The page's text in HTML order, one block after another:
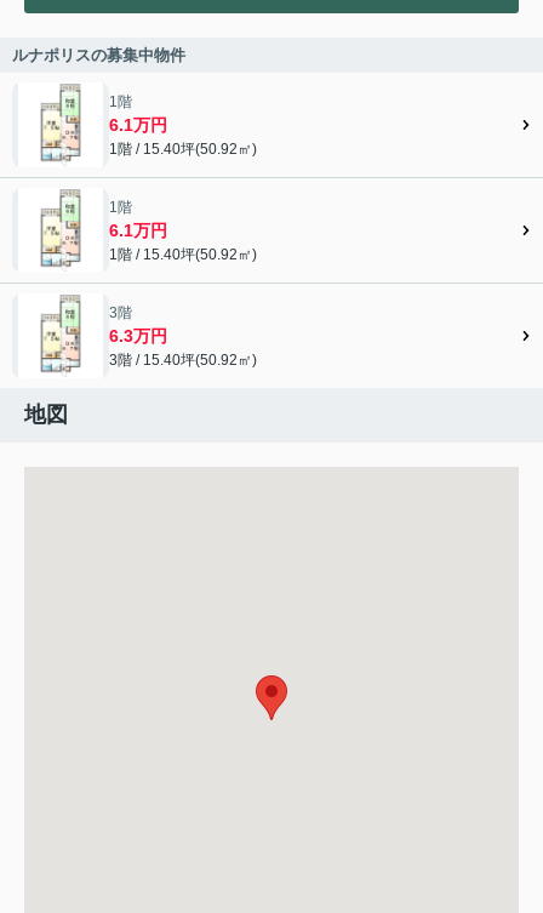
ルナポリスの募集中物件
1階
6.1万円
1階 / 15.40坪(50.92㎡)
1階
6.1万円
1階 / 15.40坪(50.92㎡)
3階
6.3万円
3階 / 15.40坪(50.92㎡)
地図